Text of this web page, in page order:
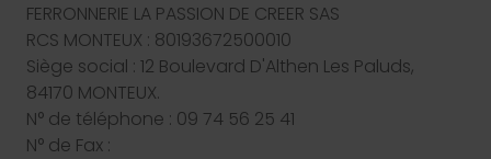
FERRONNERIE LA PASSION DE CREER SAS
RCS MONTEUX : 80193672500010
Siège social : 12 Boulevard D'Althen Les Paluds,
84170 MONTEUX.
N° de téléphone : 09 74 56 25 41
N° de Fax :